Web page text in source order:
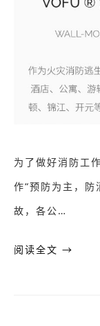
为了做好消防工
作“预防为主，防
故，各公…
阅读全文 →